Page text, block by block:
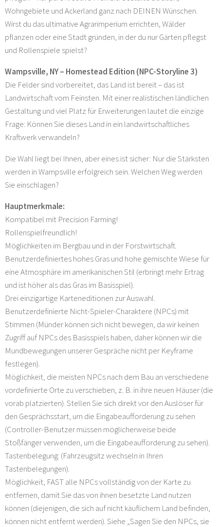
Wohngebiete und Ackerland ganz nach DEINEN Wünschen.
Wirst du das ultimative Agrarimperium errichten, Wälder
pflanzen oder eine Stadt gründen, in der du nur Gärten pflegst
und Rollenspiele spielst?
Wampsville, NY – Homestead Edition (NPC-Storyline 3)
Die Felder sind vorbereitet, das Land ist bereit – das ist
Landwirtschaft vom Feinsten. Mit einer realistischen ländlichen
Gestaltung und viel Platz für Erweiterungen lautet die einzige
Frage: Können Sie dieses Land in ein landwirtschaftliches
Kraftwerk verwandeln?
Die Wahl liegt bei Ihnen, aber eines ist sicher: Nur die Stärksten
werden in Wampsville erfolgreich sein. Welchen Weg werden
Sie einschlagen?
Hauptmerkmale:
Kompatibel mit Precision Farming!
Rollenspielfreundlich!
Möglichkeiten im Bergbau und in der Forstwirtschaft.
Benutzerdefiniertes hohes Gras und hohe gemischte Wiese für
eine Atmosphäre im amerikanischen Stil (erbringt mehr Ertrag
und ist höher als das Gras im Basisspiel).
Drei einzigartige Karteneditionen zur Auswahl.
Benutzerdefinierte Nicht-Spieler-Charaktere (NPCs) mit
Stimmen (Münder können sich nicht bewegen, da wir keinen
Zugriff auf NPCs des Basisspiels haben, daher können wir die
Mundbewegungen unserer Gespräche nicht per Keyframe
festlegen).
Möglichkeit, die meisten NPCs nach dem Bau an verschiedene
vordefinierte Orte zu verschieben, z. B. in ihre neuen Häuser (die
vorab platzierten). Stellen Sie sich direkt vor den Auslöser für
den Gesprächsstart, um die Eingabeaufforderung zu sehen
(Controller-Benutzer müssen möglicherweise beide
Stoßfänger verwenden, um die Eingabeaufforderung zu sehen).
Tastenbelegung: (Fahrzeugsitz wechseln in Ihren
Tastenbelegungen).
Möglichkeit, FAST alle NPCs vollständig von der Karte zu
entfernen, damit Sie das von ihnen besetzte Land nutzen
können (diejenigen, die sich auf nicht käuflichem Land befinden,
können nicht entfernt werden). Siehe „Sagen Sie den NPCs, sie